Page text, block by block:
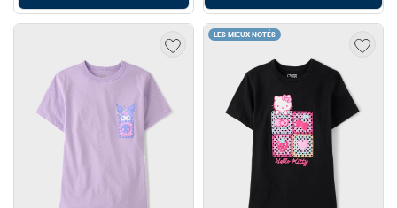
LES MIEUX NOTÉS